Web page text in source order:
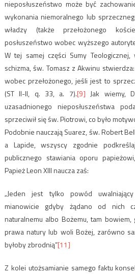
nieposłuszeństwo może być
wykonania niemoralnego lub
władzy (także przełożonego
posłuszeństwo wobec wyższego
W tej samej części Sumy
schizma, św. Tomasz z Akwinu
wobec przełożonego, jeśli jest to
(ST II-II, q. 33, a. 7).[9] Jak wiemy,
uzasadnionego nieposłuszeństwa
sprzeciwił się św. Piotrowi, co było
Podobnie nauczają Suarez, św. Robert
a Lapide, wszyscy zgodnie
publicznego stawiania oporu
Papież Leon XIII naucza zaś:
„Jeden jest tylko powód
mianowicie gdyby żądano od nich
naturalnemu albo Bożemu, tam bowiem,
prawa natury lub woli Bożej, zarówno
byłoby zbrodnią”[11]
Z kolei utożsamianie samego faktu